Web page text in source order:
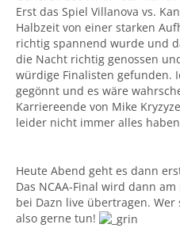
Erst das Spiel Villanova vs.
Halbzeit von einer starken
richtig spannend wurde und
die Nacht richtig genossen
würdige Finalisten gefunden.
gegönnt und es wäre
Karriereende von Mike
leider nicht immer alles
Heute Abend geht es dann
Das NCAA-Final wird dann
bei Dazn live übertragen.
also gerne tun!